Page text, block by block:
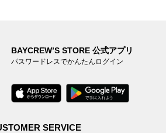
BAYCREW’S STORE 公式アプリ
パスワードレスでかんたんログイン
SERVICE